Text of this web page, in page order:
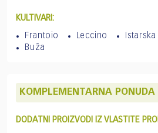
KULTIVARI:
Frantoio Leccino
Buža
KOMPLEMENTARNA PONUDA
DODATNI PROIZVODI IZ VLASTITE